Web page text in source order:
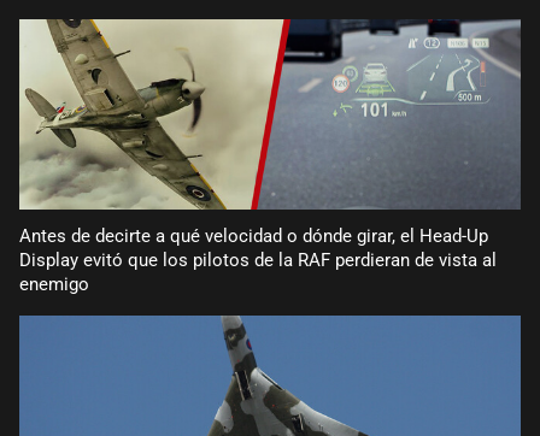
Antes de decirte a qué velocidad o dónde girar, el Head-Up
Display evitó que los pilotos de la RAF perdieran de vista al
enemigo